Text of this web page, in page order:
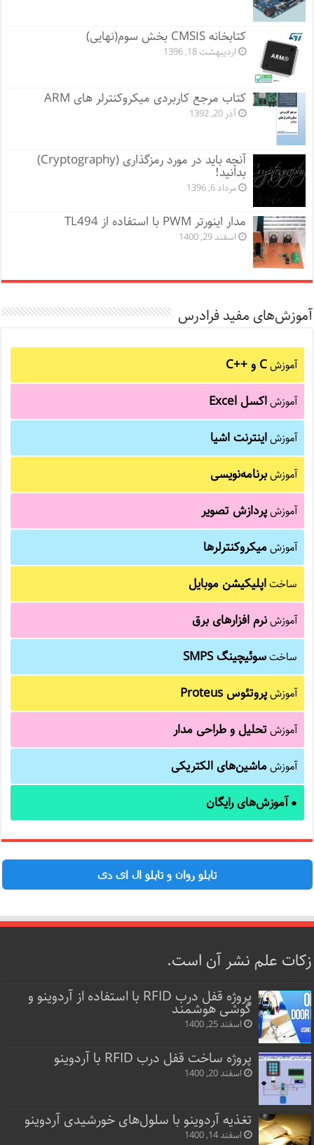
کتابخانه CMSIS بخش سوم(نهایی)
اردیبهشت 18, 1396
کتاب مرجع کاربردی میکروکنترلر های ARM
آذر 20, 1392
آنچه باید در مورد رمزگذاری (Cryptography)
بدانید!
مرداد 6, 1396
مدار اینورتر PWM با استفاده از TL494
اسفند 29, 1400
آموزش‌های مفید فرادرس
آموزشC و C++‎
آموزشاکسل Excel
آموزشاینترنت اشیا
آموزشبرنامه‌نویسی
آموزشپردازش تصویر
آموزشمیکروکنترلرها
ساختاپلیکیشن موبایل
آموزشنرم افزارهای برق
ساختسوئیچینگ SMPS
آموزشپروتئوس Proteus
آموزشتحلیل و طراحی مدار
آموزشماشین‌های الکتریکی
● آموزش‌های رایگان
تابلو روان و تابلو ال ای دی
زکات علم نشر آن است.
پروژه قفل‌ درب RFID با استفاده از آردوینو و
گوشی هوشمند
اسفند 25, 1400
پروژه ساخت قفل‌ درب RFID با آردوینو
اسفند 20, 1400
تغذیه آردوینو با سلول‌های خورشیدی آردوینو
اسفند 14, 1400